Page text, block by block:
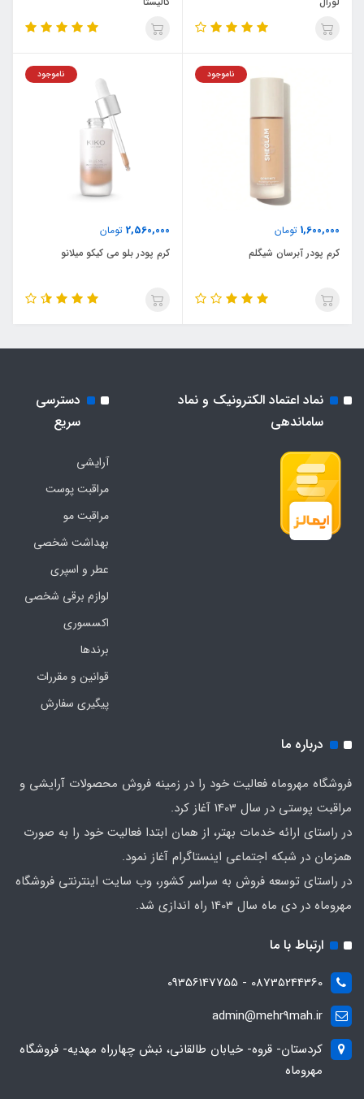
1,600,000 تومان
ناموجود
کرم پودر آبرسان شیگلم
2,560,000 تومان
ناموجود
کرم پودر بلو می کیکو میلانو
نماد اعتماد الکترونیک و نماد
ساماندهی
دسترسی
سریع
آرایشی
مراقبت پوست
مراقبت مو
بهداشت شخصی
عطر و اسپری
لوازم برقی شخصی
اکسسوری
برندها
قوانین و مقررات
پیگیری سفارش
درباره ما
فروشگاه مهروماه فعالیت خود را در زمینه فروش محصولات آرایشی و
مراقبت پوستی در سال 1403 آغاز کرد.
در راستای ارائه خدمات بهتر، از همان ابتدا فعالیت خود را به صورت
همزمان در شبکه اجتماعی اینستاگرام آغاز نمود.
در راستای توسعه فروش به سراسر کشور، وب سایت اینترنتی فروشگاه
مهروماه در دی ماه سال 1403 راه اندازی شد.
ارتباط با ما
08735244360 - 09356147755
admin@mehr9mah.ir
کردستان- قروه- خیابان طالقانی، نبش چهارراه مهدیه- فروشگاه
مهروماه